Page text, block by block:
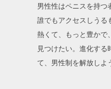
男性性はペニスを持つ
誰でもアクセスしうる
熱くて、もっと豊かで
見つけたい。進化する
て、男性制を解放しよ